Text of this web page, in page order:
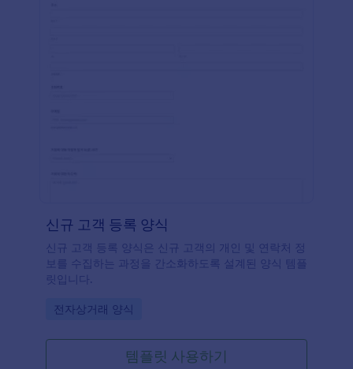
신규 고객 등록 양식
신규 고객 등록 양식은 신규 고객의 개인 및 연락처 정
보를 수집하는 과정을 간소화하도록 설계된 양식 템플
릿입니다.
Go to Category:
전자상거래 양식
템플릿 사용하기